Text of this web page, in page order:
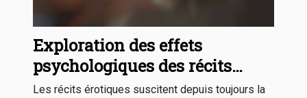
Exploration des effets
psychologiques des récits
érotiques sur les lecteurs
Les récits érotiques suscitent depuis toujours la